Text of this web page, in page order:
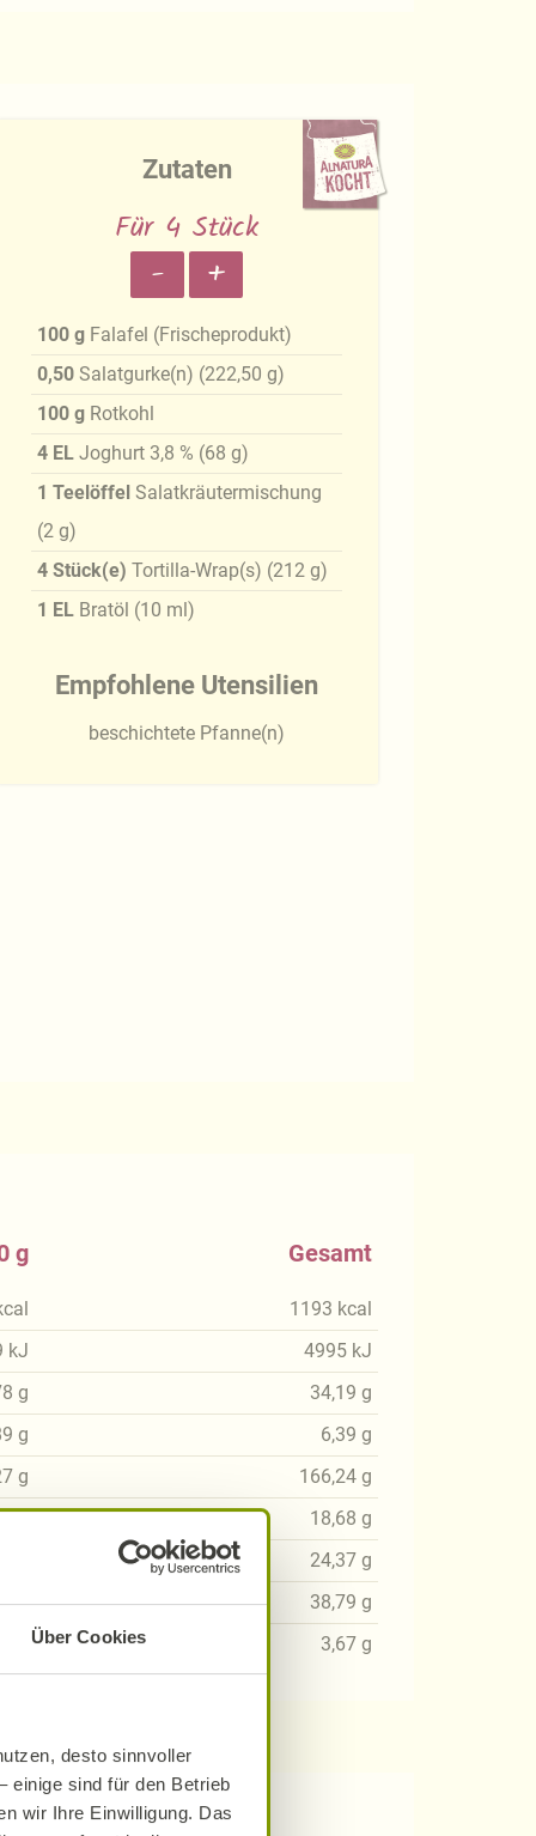
Über Cookies
desto sinnvoller
einige sind für den Betrieb
wir Ihre Einwilligung. Das
Zutaten
Für 4 Stück
- +
100 g Falafel (Frischeprodukt)
0,50 Salatgurke(n) (222,50 g)
100 g Rotkohl
4 EL Joghurt 3,8 % (68 g)
1 Teelöffel Salatkräutermischung
(2 g)
4 Stück(e) Tortilla-Wrap(s) (212 g)
1 EL Bratöl (10 ml)
Empfohlene Utensilien
beschichtete Pfanne(n)
g
kJ
g
g
g
g
g
Gesamt
1193 kcal
4995 kJ
34,19 g
6,39 g
166,24 g
18,68 g
24,37 g
38,79 g
3,67 g